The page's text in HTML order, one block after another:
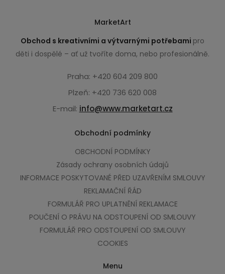
MarketArt
Obchod s kreativními a výtvarnými potřebami pro
děti i dospělé – ať už tvoříte doma, nebo profesionálně.
Praha: +420 604 209 800
Plzeň: +420 736 620 008
E-mail: info@www.marketart.cz
Obchodní podmínky
OBCHODNÍ PODMÍNKY
Zásady ochrany osobních údajů
INFORMACE POSKYTOVANÉ PŘED UZAVŘENÍM SMLOUVY
REKLAMAČNÍ ŘÁD
FORMULÁŘ PRO UPLATNĚNÍ REKLAMACE
POUČENÍ O PRÁVU NA ODSTOUPENÍ OD SMLOUVY
FORMULÁŘ PRO ODSTOUPENÍ OD SMLOUVY
COOKIES
Menu